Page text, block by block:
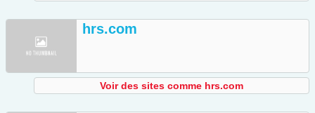
hrs.com
Voir des sites comme hrs.com